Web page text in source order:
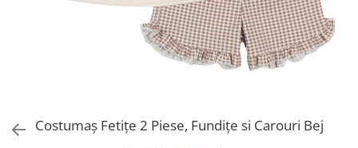
Costumaș Fetițe 2 Piese, Fundițe si Carouri Bej